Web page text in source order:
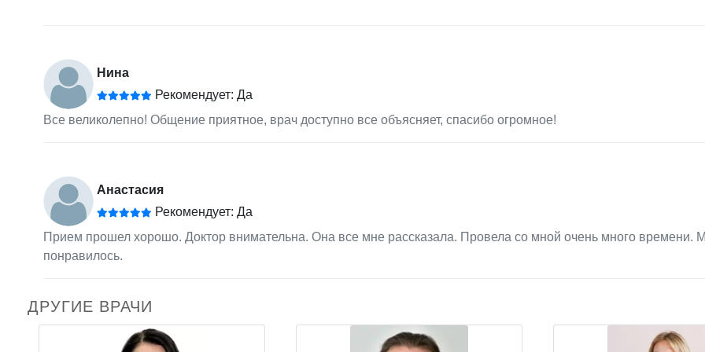
Нина
Рекомендует: Да
Все великолепно! Общение приятное, врач доступно все объясняет, спасибо огромное!
Анастасия
Рекомендует: Да
Прием прошел хорошо. Доктор внимательна. Она все мне рассказала. Провела со мной очень много времени.
понравилось.
ДРУГИЕ ВРАЧИ